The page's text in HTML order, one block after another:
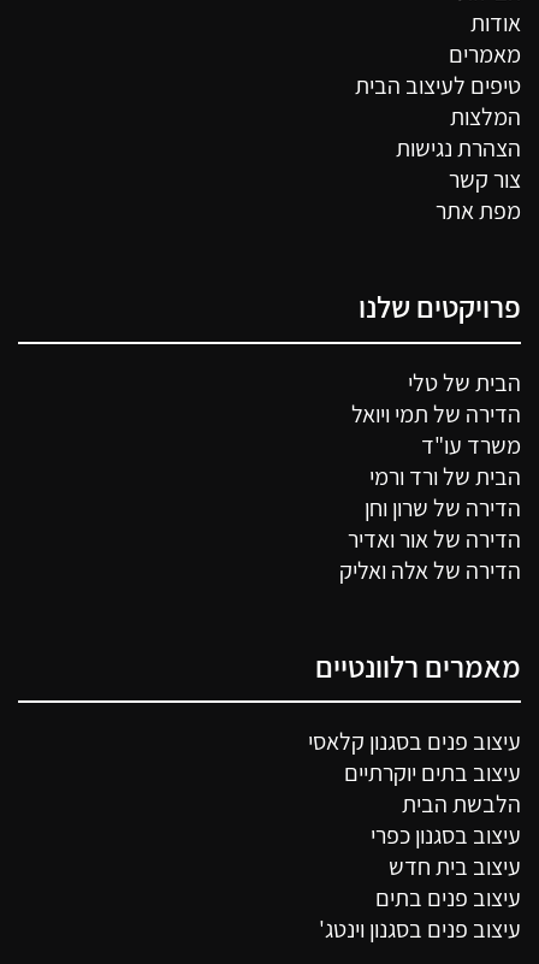
אודות
מאמרים
טיפים לעיצוב הבית
המלצות
הצהרת נגישות
צור קשר
מפת אתר
פרויקטים שלנו
הבית של טלי
הדירה של תמי ויואל
משרד עו"ד
הבית של ורד ורמי
הדירה של שרון וחן
הדירה של אור ואדיר
הדירה של אלה ואליק
מאמרים רלוונטיים
עיצוב פנים בסגנון קלאסי
עיצוב בתים יוקרתיים
הלבשת הבית
עיצוב בסגנון כפרי
עיצוב בית חדש
עיצוב פנים בתים
עיצוב פנים בסגנון וינטג'